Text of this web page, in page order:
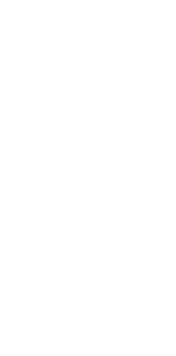
jídlo bylo výborné, bydleli
Moře jako všude v Řecku
polednem. U moře jsme
dobré. Všem doporučujeme.